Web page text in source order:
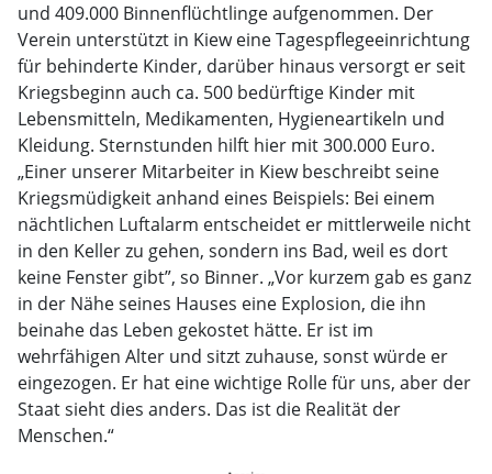
und 409.000 Binnenflüchtlinge aufgenommen. Der
Verein unterstützt in Kiew eine Tagespflegeeinrichtung
für behinderte Kinder, darüber hinaus versorgt er seit
Kriegsbeginn auch ca. 500 bedürftige Kinder mit
Lebensmitteln, Medikamenten, Hygieneartikeln und
Kleidung. Sternstunden hilft hier mit 300.000 Euro.
„Einer unserer Mitarbeiter in Kiew beschreibt seine
Kriegsmüdigkeit anhand eines Beispiels: Bei einem
nächtlichen Luftalarm entscheidet er mittlerweile nicht
in den Keller zu gehen, sondern ins Bad, weil es dort
keine Fenster gibt”, so Binner. „Vor kurzem gab es ganz
in der Nähe seines Hauses eine Explosion, die ihn
beinahe das Leben gekostet hätte. Er ist im
wehrfähigen Alter und sitzt zuhause, sonst würde er
eingezogen. Er hat eine wichtige Rolle für uns, aber der
Staat sieht dies anders. Das ist die Realität der
Menschen.“